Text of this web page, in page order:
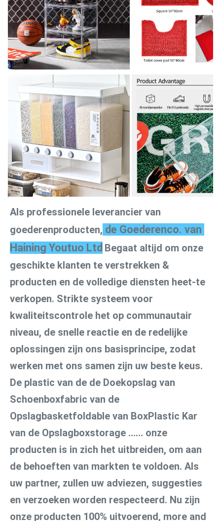
Als professionele leverancier van
goederenproducten, de Goederenco. van
Haining Youtuo Ltd Begaat altijd om onze
geschikte klanten te verstrekken &
producten en de volledige diensten heet-te
verkopen. Strikte systeem voor
kwaliteitscontrole het op communautair
niveau, de snelle reactie en de redelijke
oplossingen zijn ons basisprincipe, zodat
werken met ons samen zijn uw beste keus.
De plastic van de de Doekopslag van
Schoenboxfabric van de
Opslagbasketfoldable van BoxPlastic Kar
van de Opslagboxstorage ...... onze
producten is in zich het uitbreiden, om aan
de behoeften van markten te voldoen. Als
uw partner, zullen uw adviezen, suggesties
en verzoeken worden respecteerd. Nu zijn
onze producten 100% uitvoerend, more and